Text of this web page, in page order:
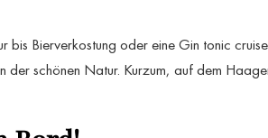
bis Bierverkostung oder eine Gin tonic
schönen Natur. Kurzum, auf dem